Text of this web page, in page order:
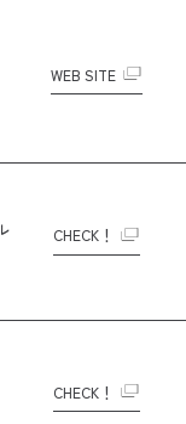
WEB SITE
CHECK！
CHECK！